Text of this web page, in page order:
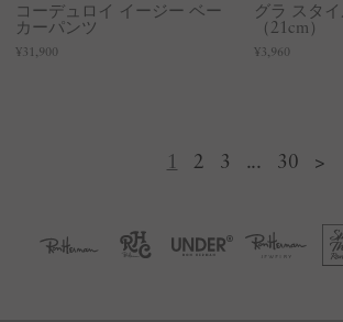
コーデュロイ イージー ベー
カーパンツ
¥31,900
グラ スタ
（21cm）
¥3,960
1 2 3 ... 30 >